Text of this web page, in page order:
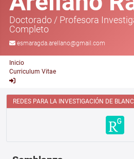
Doctorado / Profesora
Completo
esmaragda.arellano@gmail.com
Inicio
Curriculum Vitae
REDES PARA LA INVESTIGACIÓN DE